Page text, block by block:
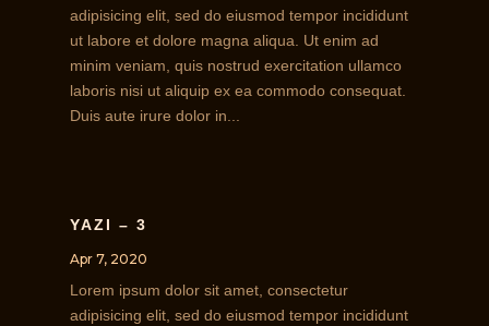
adipisicing elit, sed do eiusmod tempor incididunt
ut labore et dolore magna aliqua. Ut enim ad
minim veniam, quis nostrud exercitation ullamco
laboris nisi ut aliquip ex ea commodo consequat.
Duis aute irure dolor in...
YAZI – 3
Apr 7, 2020
Lorem ipsum dolor sit amet, consectetur
adipisicing elit, sed do eiusmod tempor incididunt